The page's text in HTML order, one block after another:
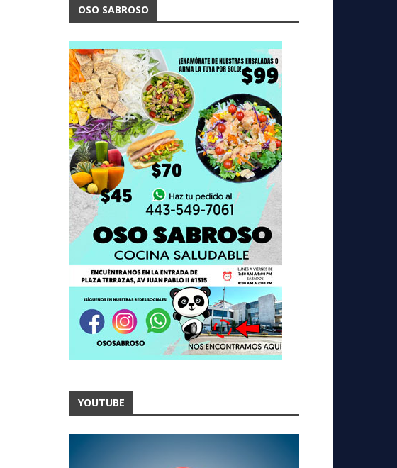
OSO SABROSO
YOUTUBE